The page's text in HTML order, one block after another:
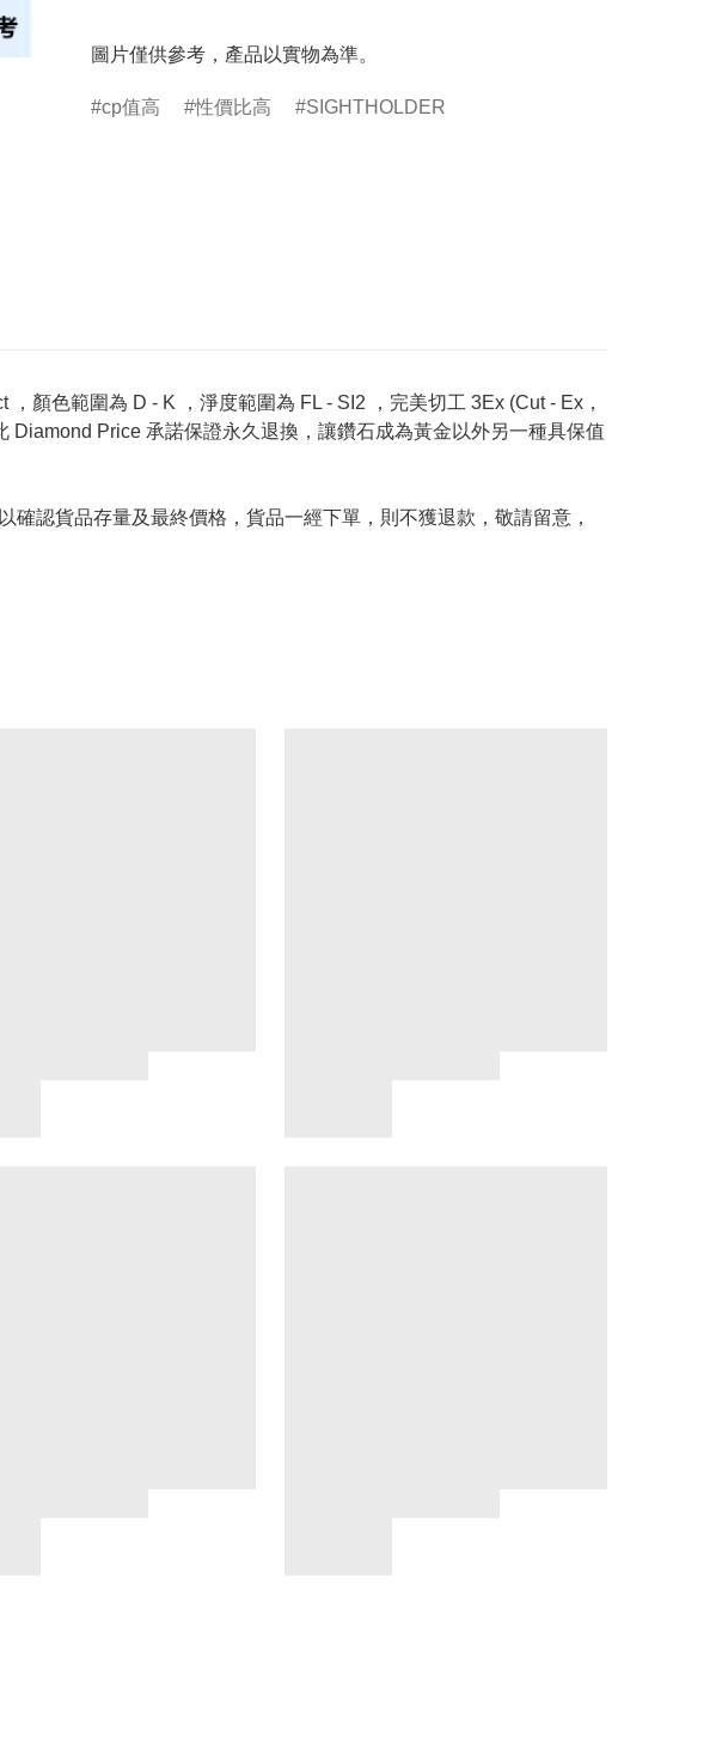
圖片僅供參考，產品以實物為準。
cp值高 性價比高 SIGHTHOLDER
顏色範圍為 D - K ，淨度範圍為 FL - SI2 ，完美切工 3Ex (Cut - Ex，
Price 承諾保證永久退換，讓鑽石成為黃金以外另一種具保值
認貨品存量及最終價格，貨品一經下單，則不獲退款，敬請留意，